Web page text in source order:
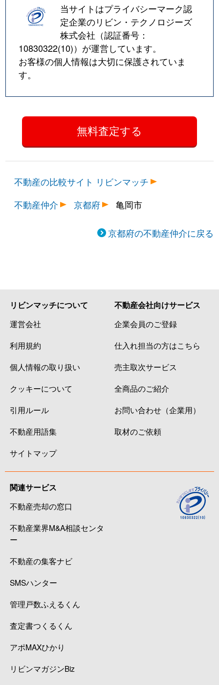
当サイトはプライバシーマーク認
定企業のリビン・テクノロジーズ
株式会社（認証番号：
10830322(10)）が運営しています。
お客様の個人情報は大切に保護されていま
す。
不動産の比較サイト リビンマッチ
不動産仲介
京都府 亀岡市
京都府の不動産仲介に戻る
リビンマッチについて
運営会社
利用規約
個人情報の取り扱い
クッキーについて
引用ルール
不動産用語集
サイトマップ
不動産会社向けサービス
企業会員のご登録
仕入れ担当の方はこちら
売主取次サービス
全商品のご紹介
お問い合わせ（企業用）
取材のご依頼
関連サービス
不動産売却の窓口
不動産業界M&A相談センタ
ー
不動産の集客ナビ
SMSハンター
管理戸数ふえるくん
査定書つくるくん
アポMAXひかり
リビンマガジンBiz